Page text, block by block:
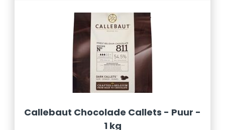
Callebaut Chocolade Callets - Puur -
1 kg